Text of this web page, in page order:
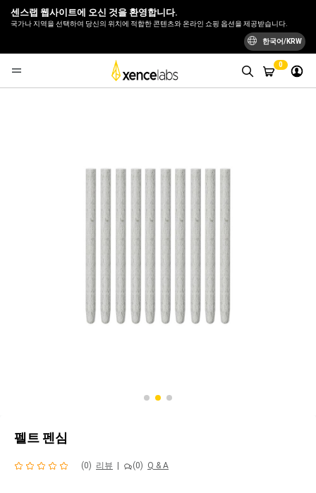
센스랩 웹사이트에 오신 것을 환영합니다.
국가나 지역을 선택하여 당신의 위치에 적합한 콘텐츠와 온라인 쇼핑 옵션을 제공받습니다.
한국어/KRW
0
펠트 펜심
(0) 리뷰 (0) Q & A